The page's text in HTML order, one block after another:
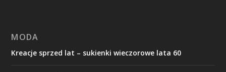
MODA
Kreacje sprzed lat – sukienki wieczorowe lata 60